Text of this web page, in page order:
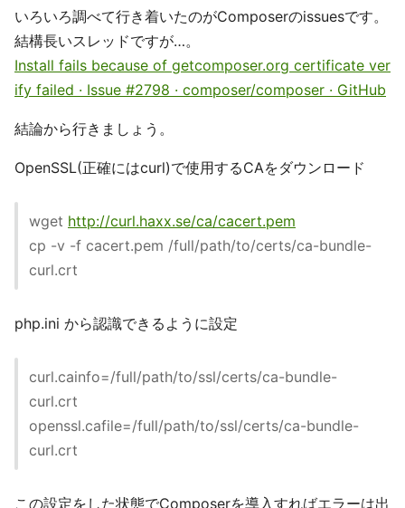
いろいろ調べて行き着いたのがComposerのissuesです。
結構長いスレッドですが…。
Install fails because of getcomposer.org certificate ver
ify failed · Issue #2798 · composer/composer · GitHub
結論から行きましょう。
OpenSSL(正確にはcurl)で使用するCAをダウンロード
wget http://curl.haxx.se/ca/cacert.pem
cp -v -f cacert.pem /full/path/to/certs/ca-bundle-
curl.crt
php.ini から認識できるように設定
curl.cainfo=/full/path/to/ssl/certs/ca-bundle-
curl.crt
openssl.cafile=/full/path/to/ssl/certs/ca-bundle-
curl.crt
この設定をした状態でComposerを導入すればエラーは出